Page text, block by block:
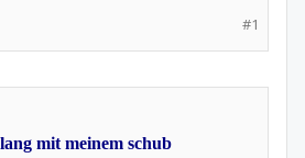
#1
mit meinem schub